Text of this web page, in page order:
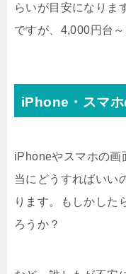
らいが目安になりま
ですが、4,000円台
iPhone・スマホ
iPhoneやスマホの画
当にどうすればいい
ります。もしかした
ろうか？